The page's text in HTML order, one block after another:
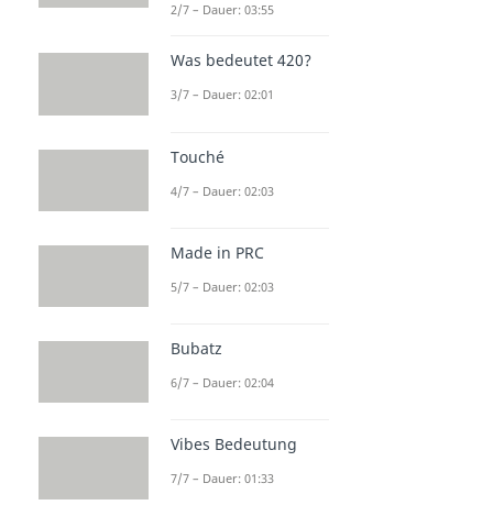
2/7 – Dauer: 03:55
Was bedeutet 420?
3/7 – Dauer: 02:01
Touché
4/7 – Dauer: 02:03
Made in PRC
5/7 – Dauer: 02:03
Bubatz
6/7 – Dauer: 02:04
Vibes Bedeutung
7/7 – Dauer: 01:33